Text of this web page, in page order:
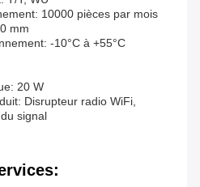
10000 pièces par mois
mm
-10°C à +55°C
20 W
Disrupteur radio WiFi,
signal